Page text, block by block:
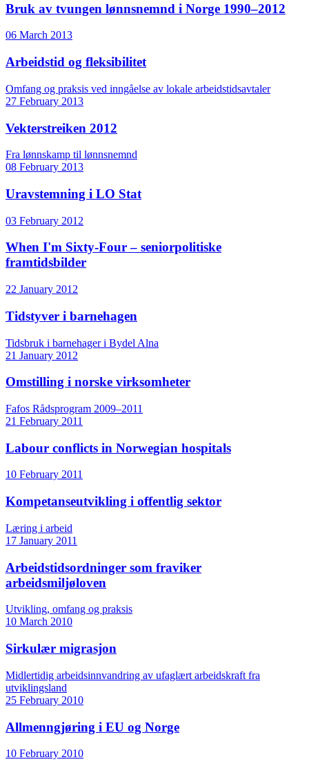
Bruk av tvungen lønnsnemnd i Norge 1990–2012
06 March 2013
Arbeidstid og fleksibilitet
Omfang og praksis ved inngåelse av lokale arbeidstidsavtaler
27 February 2013
Vekterstreiken 2012
Fra lønnskamp til lønnsnemnd
08 February 2013
Uravstemning i LO Stat
03 February 2012
When I'm Sixty-Four – seniorpolitiske
framtidsbilder
22 January 2012
Tidstyver i barnehagen
Tidsbruk i barnehager i Bydel Alna
21 January 2012
Omstilling i norske virksomheter
Fafos Rådsprogram 2009–2011
21 February 2011
Labour conflicts in Norwegian hospitals
10 February 2011
Kompetanseutvikling i offentlig sektor
Læring i arbeid
17 January 2011
Arbeidstidsordninger som fraviker
arbeidsmiljøloven
Utvikling, omfang og praksis
10 March 2010
Sirkulær migrasjon
Midlertidig arbeidsinnvandring av ufaglært arbeidskraft fra
utviklingsland
25 February 2010
Allmenngjøring i EU og Norge
10 February 2010